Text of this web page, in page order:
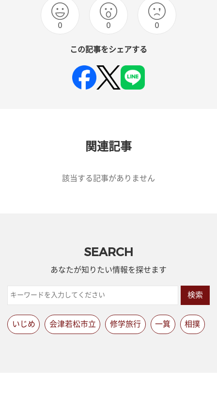
0 0 0
この記事をシェアする
関連記事
該当する記事がありません
SEARCH
あなたが知りたい情報を探せます
検索
いじめ 会津若松市立 修学旅行 一箕 相撲